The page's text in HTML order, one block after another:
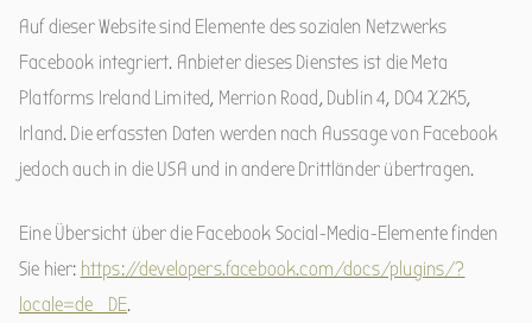
Auf dieser Website sind Elemente des sozialen Netzwerks
Facebook integriert. Anbieter dieses Dienstes ist die Meta
Platforms Ireland Limited, Merrion Road, Dublin 4, D04 X2K5,
Irland. Die erfassten Daten werden nach Aussage von Facebook
jedoch auch in die USA und in andere Drittländer übertragen.
Eine Übersicht über die Facebook Social-Media-Elemente finden
Sie hier: https://developers.facebook.com/docs/plugins/?
locale=de_DE.